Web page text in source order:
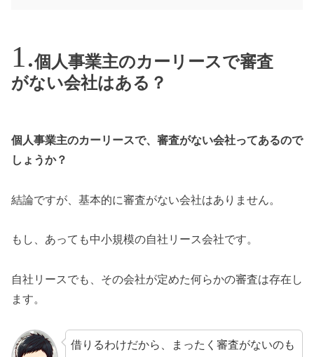
個人事業主のカーリースで審査
がない会社はある？
個人事業主のカーリースで、審査がない会社ってあるので
しょうか？
結論ですが、基本的に審査がない会社はありません。
もし、あっても中小規模の自社リース会社です。
自社リースでも、その会社が定めた何らかの審査は存在し
ます。
借りるわけだから、まったく審査がないのも